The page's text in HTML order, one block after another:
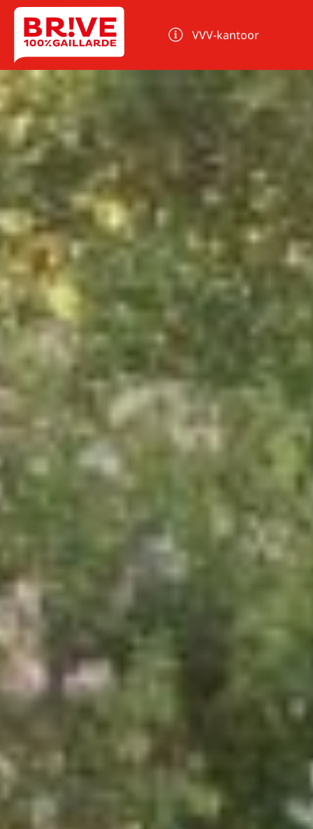
Cookies beheer paneel
VVV-kantoor